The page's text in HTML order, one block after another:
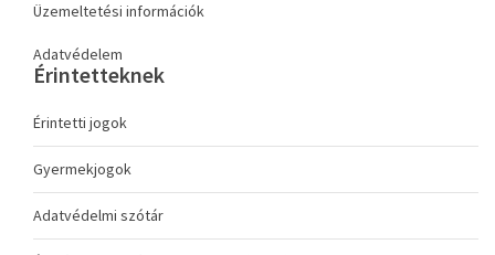
Üzemeltetési információk
Adatvédelem
Érintetteknek
Érintetti jogok
Gyermekjogok
Adatvédelmi szótár